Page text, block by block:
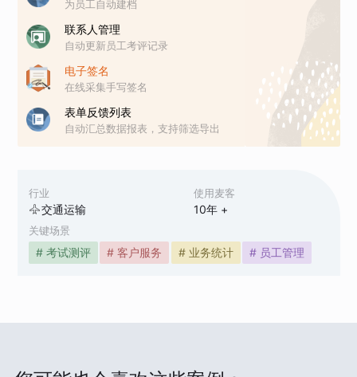
行业
交通运输
使用麦客
10年 +
关键场景
# 考试测评 # 客户服务 # 业务统计 # 员工管理
为员工自动建档
联系人管理
自动更新员工考评记录
电子签名
在线采集手写签名
表单反馈列表
自动汇总数据报表，支持筛选导出